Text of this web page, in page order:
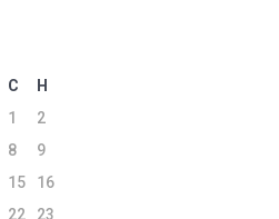
С
Н
1
2
8
9
15
16
22
23